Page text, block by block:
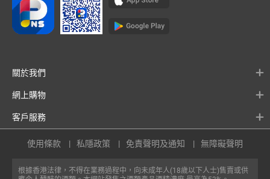
關於我們
網上購物
客戶服務
根據香港法律，不得在業務過程中，向未成年人(18歲以下人士)售賣或供
使用條款 私隱政策 免責聲明及通知 無障礙聲明